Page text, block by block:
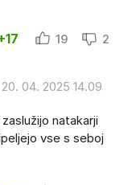
19 2
20. 04. 2025 14.09
natakarji
vse s seboj